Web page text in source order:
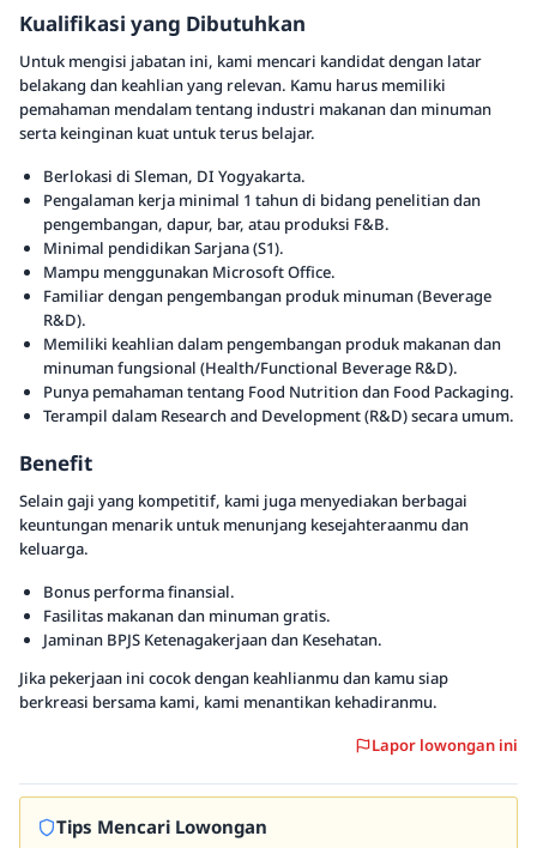
Kualifikasi yang Dibutuhkan
Untuk mengisi jabatan ini, kami mencari kandidat dengan latar
belakang dan keahlian yang relevan. Kamu harus memiliki
pemahaman mendalam tentang industri makanan dan minuman
serta keinginan kuat untuk terus belajar.
Berlokasi di Sleman, DI Yogyakarta.
Pengalaman kerja minimal 1 tahun di bidang penelitian dan
pengembangan, dapur, bar, atau produksi F&B.
Minimal pendidikan Sarjana (S1).
Mampu menggunakan Microsoft Office.
Familiar dengan pengembangan produk minuman (Beverage
R&D).
Memiliki keahlian dalam pengembangan produk makanan dan
minuman fungsional (Health/Functional Beverage R&D).
Punya pemahaman tentang Food Nutrition dan Food Packaging.
Terampil dalam Research and Development (R&D) secara umum.
Benefit
Selain gaji yang kompetitif, kami juga menyediakan berbagai
keuntungan menarik untuk menunjang kesejahteraanmu dan
keluarga.
Bonus performa finansial.
Fasilitas makanan dan minuman gratis.
Jaminan BPJS Ketenagakerjaan dan Kesehatan.
Jika pekerjaan ini cocok dengan keahlianmu dan kamu siap
berkreasi bersama kami, kami menantikan kehadiranmu.
Lapor lowongan ini
Tips Mencari Lowongan